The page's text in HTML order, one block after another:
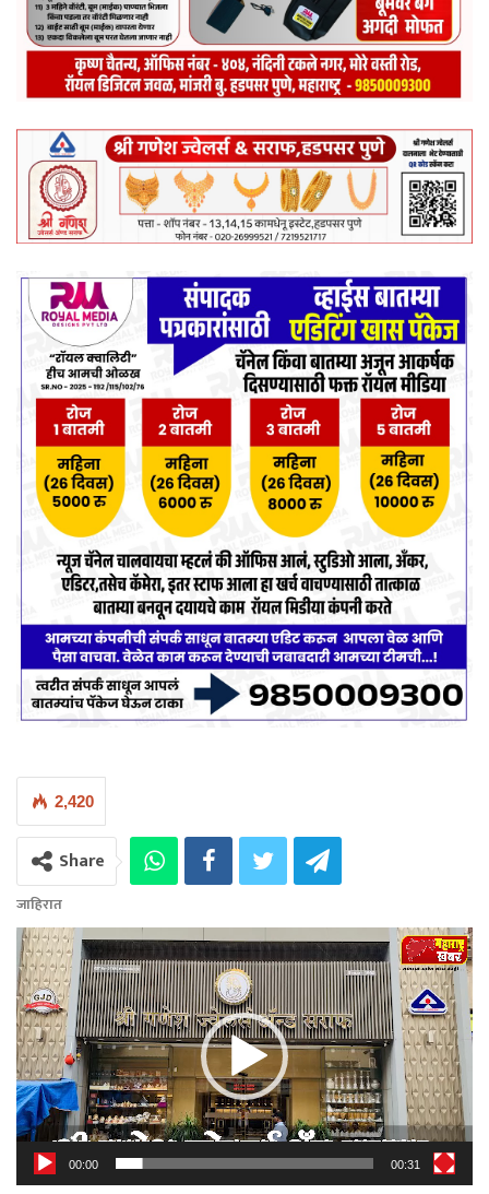
2,420
Share
जाहिरात
Video
Player
00:00 00:31